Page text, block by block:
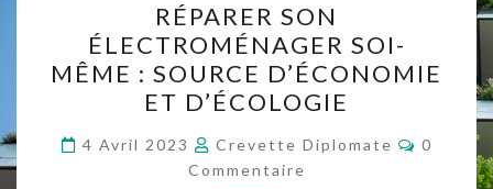
SON
ÉLECTROMÉNAGER
SOI-
MÊME :
SOURCE
D’ÉCONOMIE
RÉPARER SON
ÉLECTROMÉNAGER SOI-
MÊME : SOURCE D’ÉCONOMIE
ET D’ÉCOLOGIE
4 Avril 2023 Crevette Diplomate
0
Commentaire